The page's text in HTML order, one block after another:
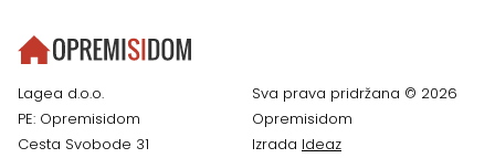
Lagea d.o.o.
PE: Opremisidom
Cesta Svobode 31
Sva prava pridržana © 2026
Opremisidom
Izrada Ideaz